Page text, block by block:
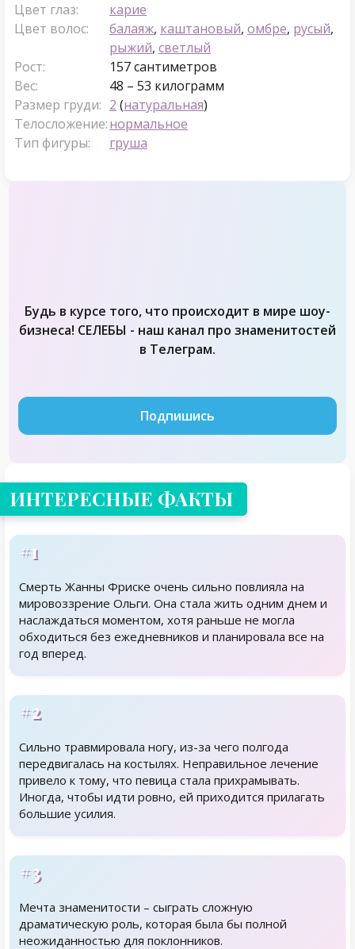
Цвет глаз:
карие
Цвет волос:
балаяж, каштановый, омбре, русый,
рыжий, светлый
Рост:
157 сантиметров
Вес:
48 – 53 килограмм
Размер груди: 2 (натуральная)
Телосложение:нормальное
Тип фигуры:
груша
Будь в курсе того, что происходит в мире шоу-
бизнеса! СЕЛЕБЫ - наш канал про знаменитостей
в Телеграм.
Подпишись
ИНТЕРЕСНЫЕ ФАКТЫ
#1
Смерть Жанны Фриске очень сильно повлияла на
мировоззрение Ольги. Она стала жить одним днем и
наслаждаться моментом, хотя раньше не могла
обходиться без ежедневников и планировала все на
год вперед.
#2
Сильно травмировала ногу, из-за чего полгода
передвигалась на костылях. Неправильное лечение
привело к тому, что певица стала прихрамывать.
Иногда, чтобы идти ровно, ей приходится прилагать
большие усилия.
#3
Мечта знаменитости – сыграть сложную
драматическую роль, которая была бы полной
неожиданностью для поклонников.